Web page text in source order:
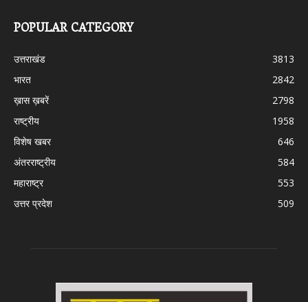
POPULAR CATEGORY
उत्तराखंड
3813
भारत
2842
ख़ास ख़बरें
2798
राष्ट्रीय
1958
विशेष खबर
646
अंतरराष्ट्रीय
584
महाराष्ट्र
553
उत्तर प्रदेश
509